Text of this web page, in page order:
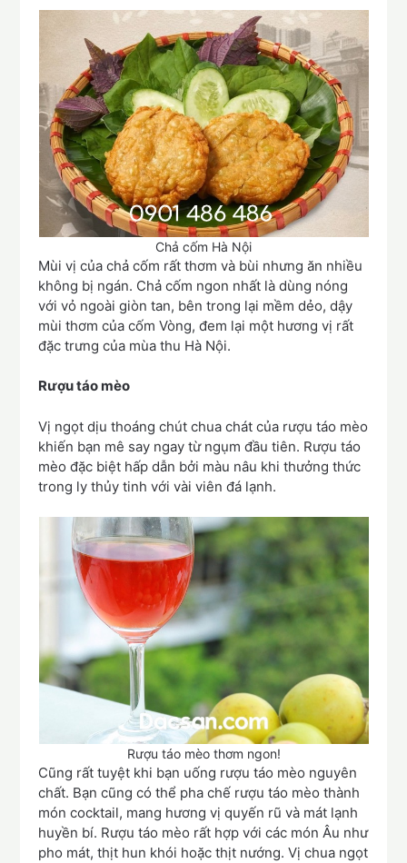
Chả cốm Hà Nội
Mùi vị của chả cốm rất thơm và bùi nhưng ăn nhiều
không bị ngán. Chả cốm ngon nhất là dùng nóng
với vỏ ngoài giòn tan, bên trong lại mềm dẻo, dậy
mùi thơm của cốm Vòng, đem lại một hương vị rất
đặc trưng của mùa thu Hà Nội.
Rượu táo mèo
Vị ngọt dịu thoáng chút chua chát của rượu táo mèo
khiến bạn mê say ngay từ ngụm đầu tiên. Rượu táo
mèo đặc biệt hấp dẫn bởi màu nâu khi thưởng thức
trong ly thủy tinh với vài viên đá lạnh.
Rượu táo mèo thơm ngon!
Cũng rất tuyệt khi bạn uống rượu táo mèo nguyên
chất. Bạn cũng có thể pha chế rượu táo mèo thành
món cocktail, mang hương vị quyến rũ và mát lạnh
huyền bí. Rượu táo mèo rất hợp với các món Âu như
pho mát, thịt hun khói hoặc thịt nướng. Vị chua ngọt